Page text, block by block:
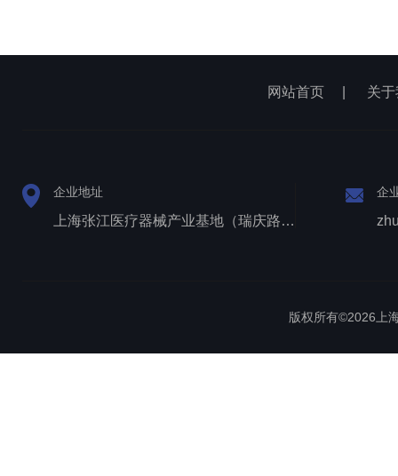
网站首页 关
企业地址
上海张江医疗器械产业基地（瑞庆路528号）
企
版权所有©2026